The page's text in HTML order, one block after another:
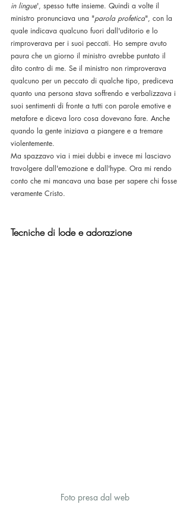
in lingue', spesso tutte insieme. Quindi a volte il
ministro pronunciava una "parola profetica", con la
quale indicava qualcuno fuori dall'uditorio e lo
rimproverava per i suoi peccati. Ho sempre avuto
paura che un giorno il ministro avrebbe puntato il
dito contro di me. Se il ministro non rimproverava
qualcuno per un peccato di qualche tipo, prediceva
quanto una persona stava soffrendo e verbalizzava i
suoi sentimenti di fronte a tutti con parole emotive e
metafore e diceva loro cosa dovevano fare. Anche
quando la gente iniziava a piangere e a tremare
violentemente.
Ma spazzavo via i miei dubbi e invece mi lasciavo
travolgere dall'emozione e dall'hype. Ora mi rendo
conto che mi mancava una base per sapere chi fosse
veramente Cristo.
Tecniche di lode e adorazione
Foto presa dal web